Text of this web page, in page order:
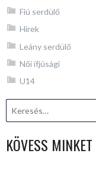
Fiú serdülő
Hírek
Leány serdülő
Női ifjúsági
U14
KÖVESS